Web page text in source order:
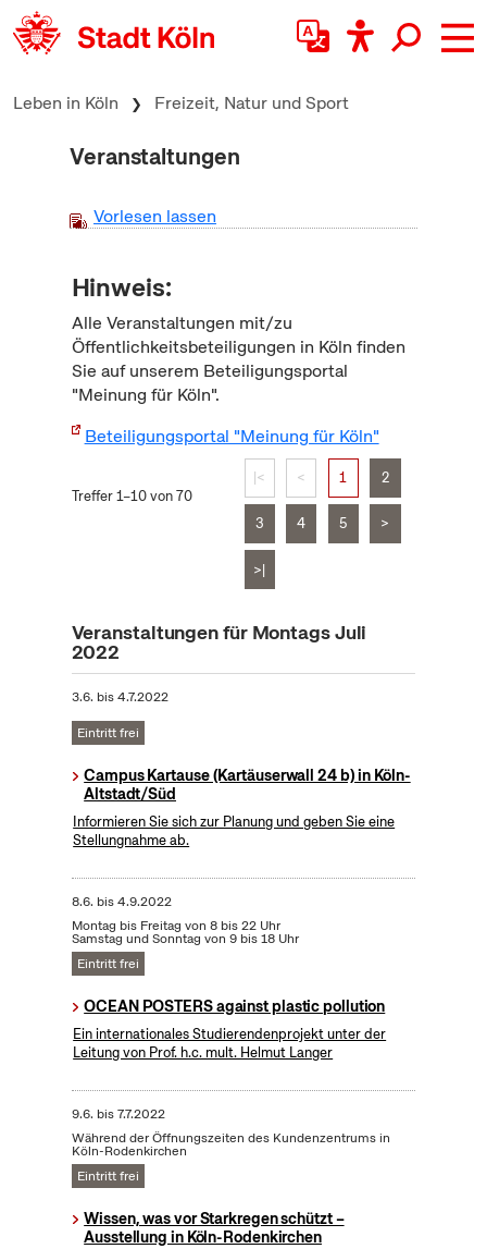
zum Inhalt springen
Leben in Köln Freizeit, Natur und Sport
Veranstaltungen
Vorlesen lassen
Hinweis:
Alle Veranstaltungen mit/zu
Öffentlichkeitsbeteiligungen in Köln finden
Sie auf unserem Beteiligungsportal
"Meinung für Köln".
Beteiligungsportal "Meinung für Köln"
Treffer 1–10 von 70
|< < 1 2
3 4 5 >
>|
Veranstaltungen für Montags Juli
2022
3.6. bis4.7.2022
Eintritt frei
Campus Kartause (Kartäuserwall 24 b) in Köln-
Altstadt/Süd
Informieren Sie sich zur Planung und geben Sie eine
Stellungnahme ab.
8.6. bis4.9.2022
Montag bis Freitag von 8 bis 22 Uhr
Samstag und Sonntag von 9 bis 18 Uhr
Eintritt frei
OCEAN POSTERS against plastic pollution
Ein internationales Studierendenprojekt unter der
Leitung von Prof. h.c. mult. Helmut Langer
9.6. bis7.7.2022
Während der Öffnungszeiten des Kundenzentrums in
Köln-Rodenkirchen
Eintritt frei
Wissen, was vor Starkregen schützt –
Ausstellung in Köln-Rodenkirchen